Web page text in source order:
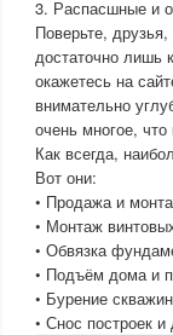
3. Распасшные и
Поверьте,
достаточно лишь
окажетесь на
внимательно
очень многое,
Как всегда,
Вот они:
• Продажа и
• Монтаж
• Обвязка
• Подъём дома и
• Бурение
• Снос построек